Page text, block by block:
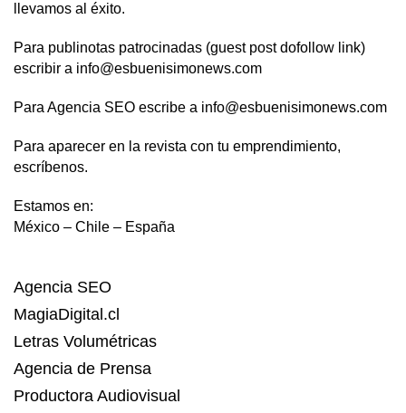
llevamos al éxito.
Para publinotas patrocinadas (guest post dofollow link)
escribir a info@esbuenisimonews.com
Para Agencia SEO escribe a info@esbuenisimonews.com
Para aparecer en la revista con tu emprendimiento,
escríbenos.
Estamos en:
México – Chile – España
Agencia SEO
MagiaDigital.cl
Letras Volumétricas
Agencia de Prensa
Productora Audiovisual